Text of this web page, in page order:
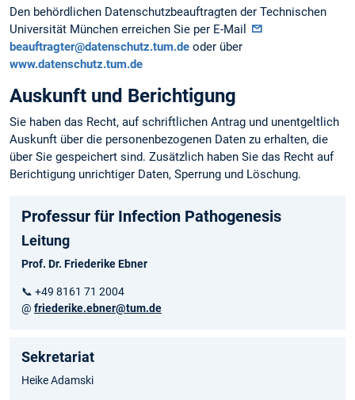
Den behördlichen Datenschutzbeauftragten der Technischen
Universität München erreichen Sie per E-Mail
beauftragter@datenschutz.tum.de oder über
www.datenschutz.tum.de
Auskunft und Berichtigung
Sie haben das Recht, auf schriftlichen Antrag und unentgeltlich
Auskunft über die personen­bezogenen Daten zu erhalten, die
über Sie gespeichert sind. Zusätzlich haben Sie das Recht auf
Berichtigung unrichtiger Daten, Sperrung und Löschung.
Professur für Infection Pathogenesis
Leitung
Prof. Dr. Friederike Ebner
📞 +49 8161 71 2004
@ friederike.ebner@tum.de
Sekretariat
Heike Adamski